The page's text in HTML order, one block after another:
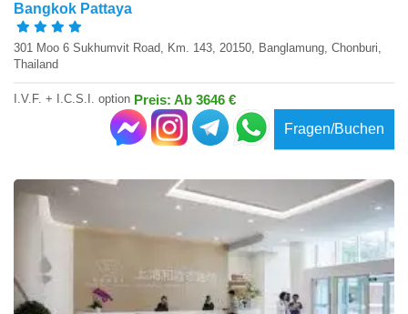
Bangkok Pattaya
301 Moo 6 Sukhumvit Road, Km. 143, 20150, Banglamung, Chonburi,
Thailand
I.V.F. + I.C.S.I. option Preis: Ab 3646 €
Fragen/Buchen